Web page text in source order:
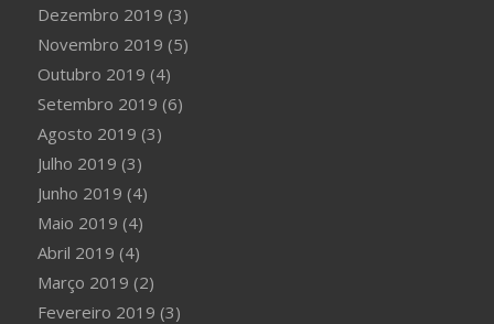
Dezembro 2019 (3)
Novembro 2019 (5)
Outubro 2019 (4)
Setembro 2019 (6)
Agosto 2019 (3)
Julho 2019 (3)
Junho 2019 (4)
Maio 2019 (4)
Abril 2019 (4)
Março 2019 (2)
Fevereiro 2019 (3)